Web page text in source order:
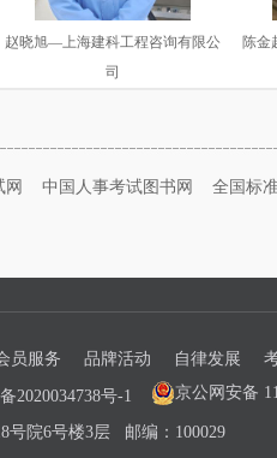
赵晓旭—上海建科工程咨询有限公
司
陈金
网 中国人事考试图书网
全国标
员服务 品牌活动 自律发展
2020034738号-1 京公网安备
号院6号楼3层 邮编：100029